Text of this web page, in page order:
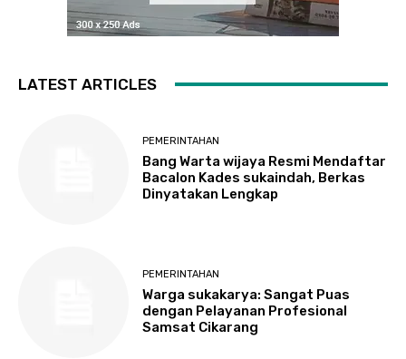
LATEST ARTICLES
PEMERINTAHAN
Bang Warta wijaya Resmi Mendaftar
Bacalon Kades sukaindah, Berkas
Dinyatakan Lengkap
PEMERINTAHAN
Warga sukakarya: Sangat Puas
dengan Pelayanan Profesional
Samsat Cikarang